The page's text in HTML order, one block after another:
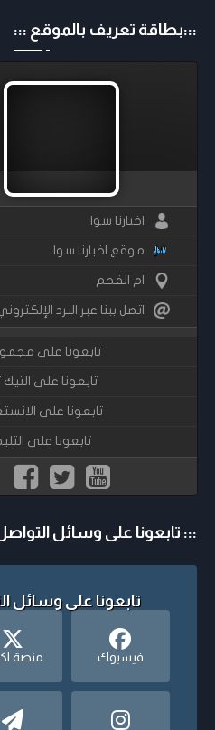
:::بطاقة تعريف بالموقع :::
اخبارنا سوا
موقع اخبارنا سوا
ام الفحم
اتصل ببنا عبر البرد
تابعونا على
تابعونا على
تابعونا على
تابعونا علي
::: تابعونا على وسائل
تابعونا على وسائل
فيسبوك منصة